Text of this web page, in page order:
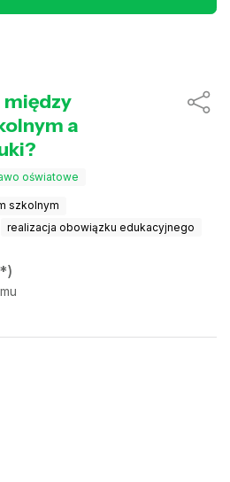
między
a
oświatowe
szkolnym
realizacja obowiązku edukacyjnego